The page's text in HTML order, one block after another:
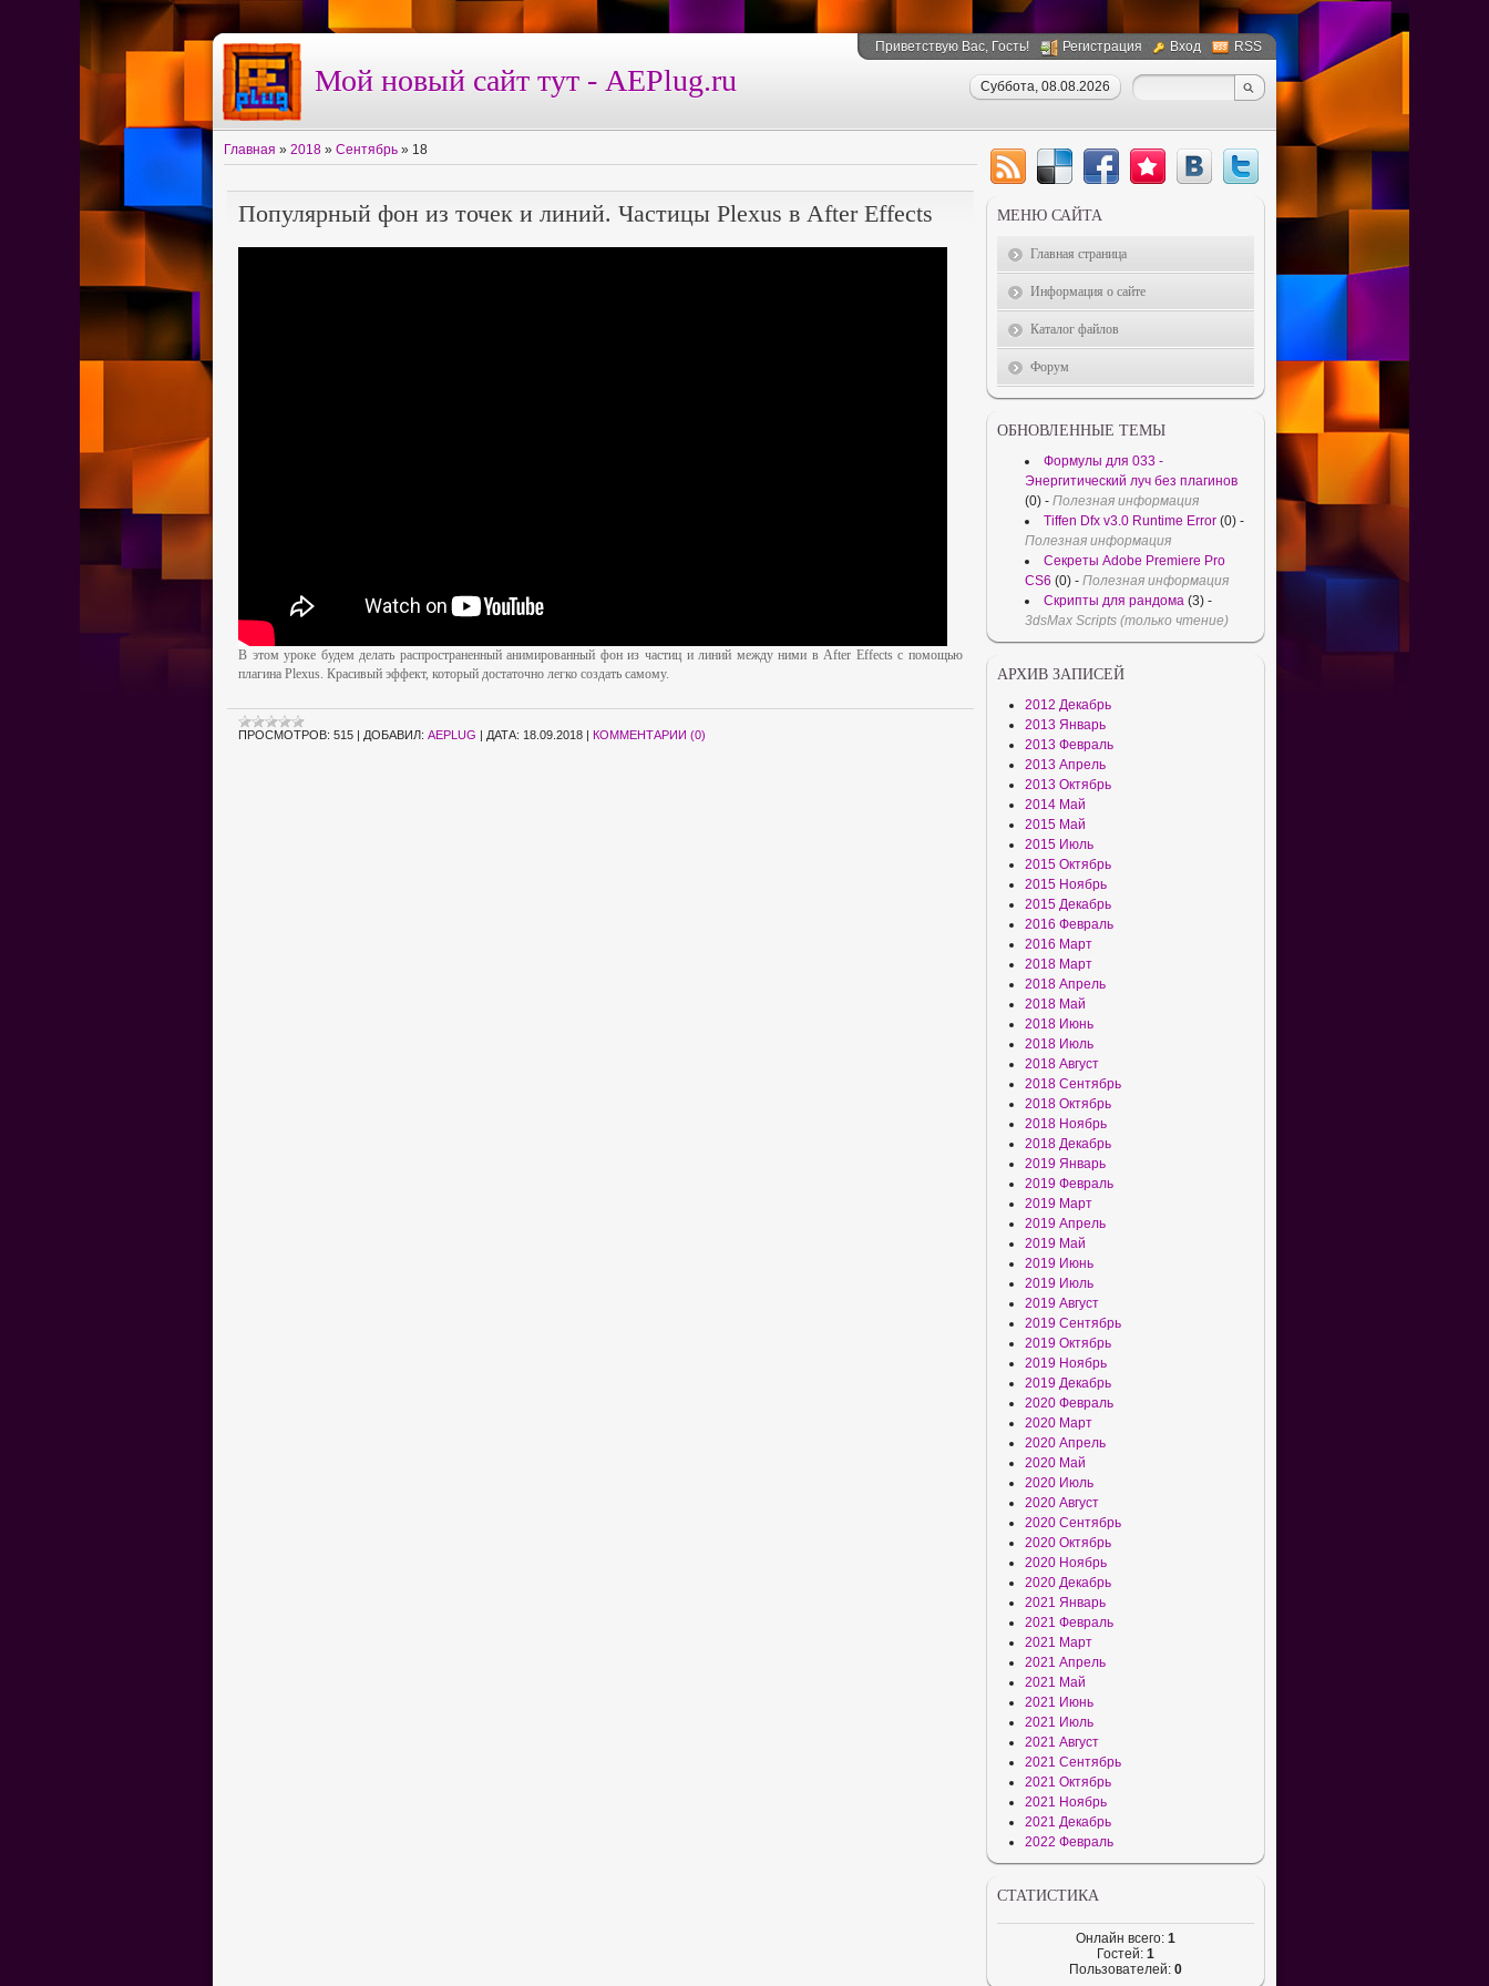
Приветствую Вас, Гость! Регистрация Вход RSS
Мой новый сайт тут - AEPlug.ru Суббота, 08.08.2026
Главная » 2018 » Сентябрь » 18
Популярный фон из точек и линий. Частицы Plexus в After Effects
В этом уроке будем делать распространенный анимированный фон из частиц и линий между ними в After Effects с помощью
плагина Plexus. Красивый эффект, который достаточно легко создать самому.
ПРОСМОТРОВ: 515 | ДОБАВИЛ: AEPLUG | ДАТА: 18.09.2018 | КОММЕНТАРИИ (0)
МЕНЮ САЙТА
Главная страница
Информация о сайте
Каталог файлов
Форум
ОБНОВЛЕННЫЕ ТЕМЫ
Формулы для 033 -
Энергитический луч без плагинов
(0) - Полезная информация
Tiffen Dfx v3.0 Runtime Error (0) -
Полезная информация
Секреты Adobe Premiere Pro
CS6 (0) - Полезная информация
Скрипты для рандома (3) -
3dsMax Scripts (только чтение)
АРХИВ ЗАПИСЕЙ
2012 Декабрь
2013 Январь
2013 Февраль
2013 Апрель
2013 Октябрь
2014 Май
2015 Май
2015 Июль
2015 Октябрь
2015 Ноябрь
2015 Декабрь
2016 Февраль
2016 Март
2018 Март
2018 Апрель
2018 Май
2018 Июнь
2018 Июль
2018 Август
2018 Сентябрь
2018 Октябрь
2018 Ноябрь
2018 Декабрь
2019 Январь
2019 Февраль
2019 Март
2019 Апрель
2019 Май
2019 Июнь
2019 Июль
2019 Август
2019 Сентябрь
2019 Октябрь
2019 Ноябрь
2019 Декабрь
2020 Февраль
2020 Март
2020 Апрель
2020 Май
2020 Июль
2020 Август
2020 Сентябрь
2020 Октябрь
2020 Ноябрь
2020 Декабрь
2021 Январь
2021 Февраль
2021 Март
2021 Апрель
2021 Май
2021 Июнь
2021 Июль
2021 Август
2021 Сентябрь
2021 Октябрь
2021 Ноябрь
2021 Декабрь
2022 Февраль
СТАТИСТИКА
Онлайн всего: 1
Гостей: 1
Пользователей: 0